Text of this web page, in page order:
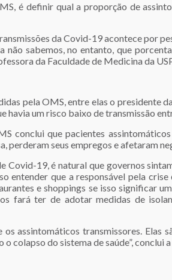
é definir qual a proporção de
da Covid-19 acontece por
sabemos, no entanto, que
da Faculdade de Medicina da
pela OMS, entre elas o presidente
havia um risco baixo de transmissão
conclui que pacientes
seus empregos e afetaram
Covid-19, é natural que governos
entender que a responsável pela
e shoppings se isso significar
fará ter de adotar medidas de
assintomáticos transmissores. Elas
o colapso do sistema de saúde”, conclui